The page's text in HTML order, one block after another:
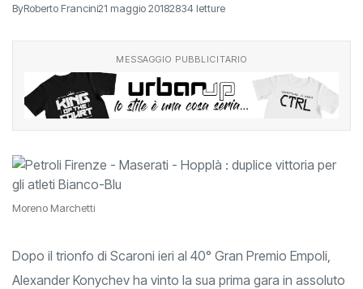
ByRoberto Francini21 maggio 20182834 letture
MESSAGGIO PUBBLICITARIO
Moreno Marchetti
Dopo il trionfo di Scaroni ieri al 40° Gran Premio Empoli,
Alexander Konychev ha vinto la sua prima gara in assoluto